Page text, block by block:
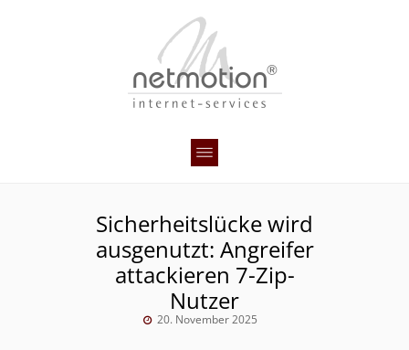
Sicherheitslücke wird
ausgenutzt: Angreifer
attackieren 7-Zip-
Nutzer
20. November 2025